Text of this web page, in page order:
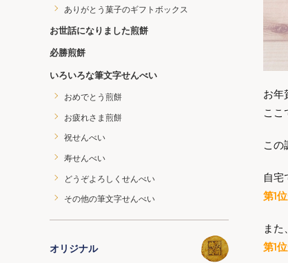
ありがとう菓子のギフトボックス
お世話になりました煎餅
必勝煎餅
いろいろな筆文字せんべい
おめでとう煎餅
お疲れさま煎餅
祝せんべい
寿せんべい
どうぞよろしくせんべい
その他の筆文字せんべい
オリジナル
お年
ここ
この
自宅
第1
また
第1